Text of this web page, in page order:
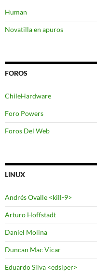
Human
Novatilla en apuros
FOROS
ChileHardware
Foro Powers
Foros Del Web
LINUX
Andrés Ovalle <kill-9>
Arturo Hoffstadt
Daniel Molina
Duncan Mac Vicar
Eduardo Silva <edsiper>